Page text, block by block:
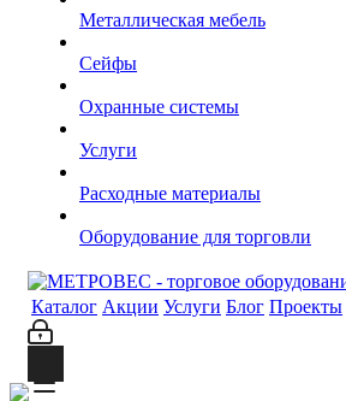
Металлическая мебель
Сейфы
Охранные системы
Услуги
Расходные материалы
Оборудование для торговли
Каталог Акции Услуги Блог Проекты